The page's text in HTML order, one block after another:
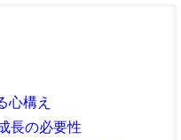
心構え
長の必要性